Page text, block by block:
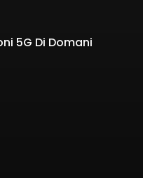
5G Di Domani